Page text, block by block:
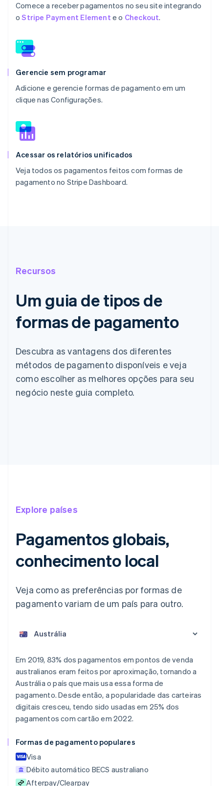
Comece a receber pagamentos no seu site integrando
oStripe Payment Element e o Checkout.
Gerencie sem programar
Adicione e gerencie formas de pagamento em um
clique nas Configurações.
Acessar os relatórios unificados
Veja todos os pagamentos feitos com formas de
pagamento no Stripe Dashboard.
Recursos
Um guia de tipos de
formas de pagamento
Descubra as vantagens dos diferentes
métodos de pagamento disponíveis e veja
como escolher as melhores opções para seu
negócio neste guia completo.
Explore países
Pagamentos globais,
conhecimento local
Veja como as preferências por formas de
pagamento variam de um país para outro.
Em 2019, 83% dos pagamentos em pontos de venda
australianos eram feitos por aproximação, tornando a
Austrália o país que mais usa essa forma de
pagamento. Desde então, a popularidade das carteiras
digitais cresceu, tendo sido usadas em 25% dos
pagamentos com cartão em 2022.
Formas de pagamento populares
Visa
Débito automático BECS australiano
Afterpay/Clearpay
DeutschEnglish
Austrália
English
Áustria
NederlandsFrançaisDeutschEnglish
Brasil
Português English